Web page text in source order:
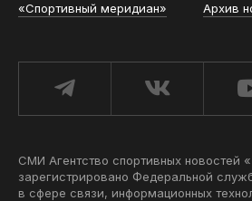
«Спортивный меридиан»
Архив
СМИ Агентство спортивных новостей
зарегистрировано Федеральной
в сфере связи, информационных